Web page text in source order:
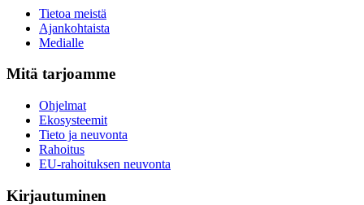
Tietoa meistä
Ajankohtaista
Medialle
Mitä tarjoamme
Ohjelmat
Ekosysteemit
Tieto ja neuvonta
Rahoitus
EU-rahoituksen neuvonta
Kirjautuminen